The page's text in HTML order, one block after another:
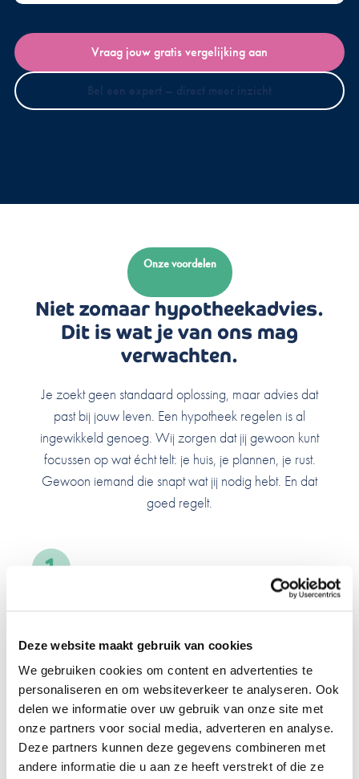
Deze website maakt gebruik van cookies
We gebruiken cookies om content en advertenties te
personaliseren en om websiteverkeer te analyseren. Ook
delen we informatie over uw gebruik van onze site met
onze partners voor social media, adverteren en analyse.
Deze partners kunnen deze gegevens combineren met
andere informatie die u aan ze heeft verstrekt of die ze
Vraag jouw gratis vergelijking aan
Bel een expert – direct meer inzicht
Onze voordelen
Niet zomaar hypotheekadvies.
Dit is wat je van ons mag
verwachten.
Je zoekt geen standaard oplossing, maar advies dat
past bij jouw leven. Een hypotheek regelen is al
ingewikkeld genoeg. Wij zorgen dat jij gewoon kunt
focussen op wat écht telt: je huis, je plannen, je rust.
Gewoon iemand die snapt wat jij nodig hebt. En dat
goed regelt.
Of je nu je eerste huis koopt, wilt verbouwen of al
nadenkt over je pensioen… wij zorgen dat je de beste
hypotheek krijgt voor jouw wensen en plannen.